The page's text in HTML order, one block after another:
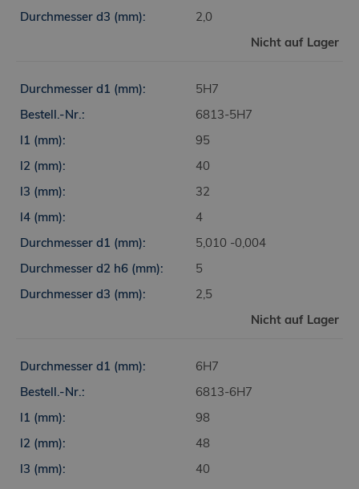
2,0
Nicht auf Lager
5H7
6813-5H7
95
40
32
4
5,010 -0,004
5
2,5
Nicht auf Lager
6H7
6813-6H7
98
48
40